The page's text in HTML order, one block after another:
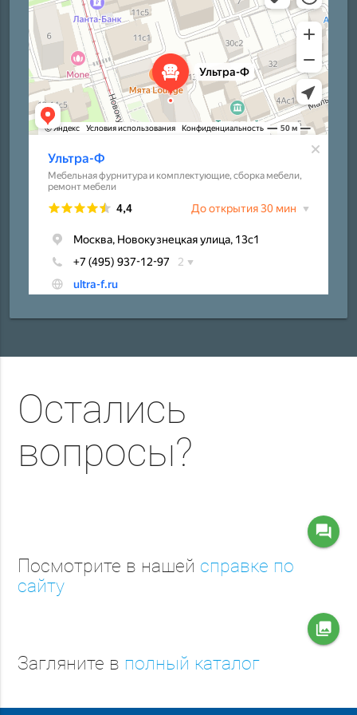
Остались
вопросы?
question_answer
Посмотрите в нашей справке по
сайту
collections
Загляните в полный каталог